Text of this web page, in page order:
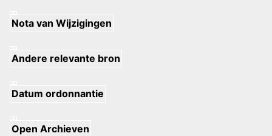
Nota van Wijzigingen
Andere relevante bron
Datum ordonnantie
Open Archieven